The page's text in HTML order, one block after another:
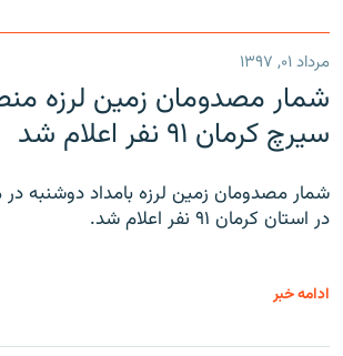
مرداد ۰۱, ۱۳۹۷
شمار مصدومان زمین لرزه
سیرچ کرمان ۹۱ نفر اعلام شد
شمار مصدومان زمین لرزه بامداد دوشنبه
در استان کرمان ۹۱ نفر اعلام شد.
ادامه خبر